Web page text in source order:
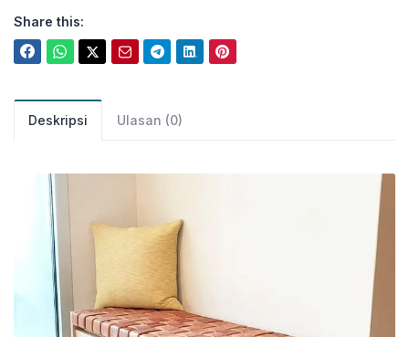
Share this:
Deskripsi Ulasan (0)